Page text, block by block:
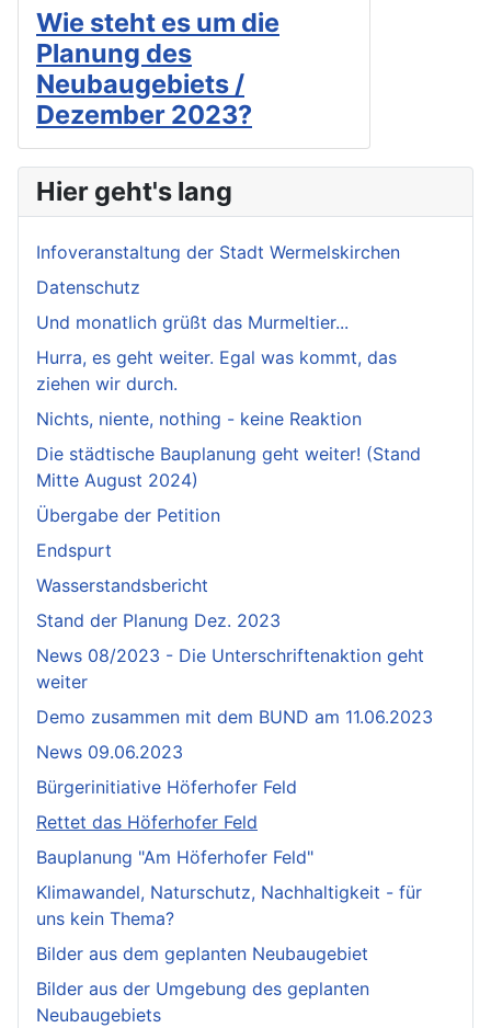
Wie steht es um die
Planung des
Neubaugebiets /
Dezember 2023?
Hier geht's lang
Infoveranstaltung der Stadt Wermelskirchen
Datenschutz
Und monatlich grüßt das Murmeltier...
Hurra, es geht weiter. Egal was kommt, das
ziehen wir durch.
Nichts, niente, nothing - keine Reaktion
Die städtische Bauplanung geht weiter! (Stand
Mitte August 2024)
Übergabe der Petition
Endspurt
Wasserstandsbericht
Stand der Planung Dez. 2023
News 08/2023 - Die Unterschriftenaktion geht
weiter
Demo zusammen mit dem BUND am 11.06.2023
News 09.06.2023
Bürgerinitiative Höferhofer Feld
Rettet das Höferhofer Feld
Bauplanung "Am Höferhofer Feld"
Klimawandel, Naturschutz, Nachhaltigkeit - für
uns kein Thema?
Bilder aus dem geplanten Neubaugebiet
Bilder aus der Umgebung des geplanten
Neubaugebiets